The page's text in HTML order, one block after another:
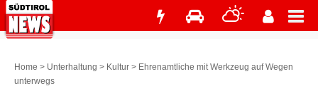
Home > Unterhaltung > Kultur > Ehrenamtliche mit Werkzeug auf Wegen
unterwegs